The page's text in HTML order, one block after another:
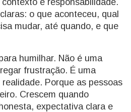
e responsabilidade.
o que aconteceu, qual
mudar, até quando, e que
humilhar. Não é uma
frustração. É uma
Porque as pessoas
Crescem quando
expectativa clara e